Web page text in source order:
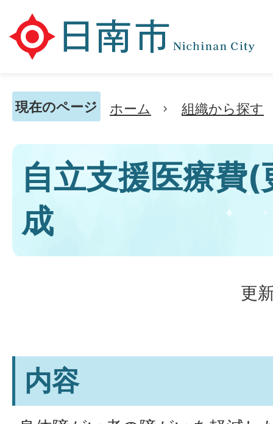
現在のページ ホーム 組織から探す
自立支援医療費
成
更
内容